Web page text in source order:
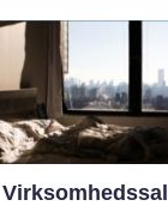
Virksomhedssal